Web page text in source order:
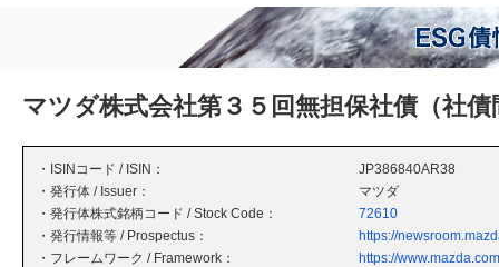
マツダ株式会社第３５回無担保社債（社
・ISINコード / ISIN：
JP386840AR38
・発行体 / Issuer：
マツダ
・発行体株式銘柄コード / Stock Code：
72610
・発行情報等 / Prospectus：
https://
・フレームワーク / Framework：
https://